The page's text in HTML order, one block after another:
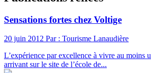
Sensations fortes chez Voltige
20 juin 2012 Par : Tourisme Lanaudière
L’expérience par excellence à vivre au moins
arrivant sur le site de l’école de...